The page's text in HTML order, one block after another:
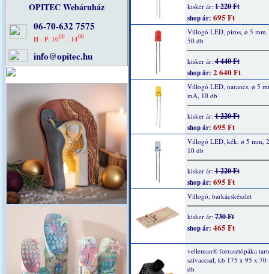
OPITEC Webáruház
06-70-632 7575
H - P: 1000 - 1400
info@opitec.hu
kisker ár:1 220 Ft
shop ár: 695 Ft
Villogó LED, piros, ø 5
50 db
kisker ár:4 440 Ft
shop ár: 2 640 Ft
Villogó LED, narancs, ø 5
mA, 10 db
kisker ár:1 220 Ft
shop ár: 695 Ft
Villogó LED, kék, ø 5 mm,
10 db
kisker ár:1 220 Ft
shop ár: 695 Ft
Villogó, barkácskészlet
kisker ár:730 Ft
shop ár: 465 Ft
velleman® forrasztópáka
szivaccsal, kb 175 x 95 x 70
db